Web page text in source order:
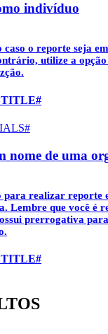
indivíduo
caso o reporte seja
utilize a
nome de uma
para realizar reporte
. Lembre que você é
prerrogativa